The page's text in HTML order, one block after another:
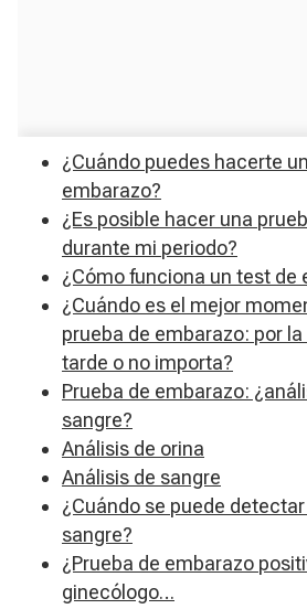
¿Cuándo puedes hacerte
embarazo?
¿Es posible hacer una
durante mi periodo?
¿Cómo funciona un test de
¿Cuándo es el mejor
prueba de embarazo: por
tarde o no importa?
Prueba de embarazo:
sangre?
Análisis de orina
Análisis de sangre
¿Cuándo se puede
sangre?
¿Prueba de embarazo
ginecólogo…